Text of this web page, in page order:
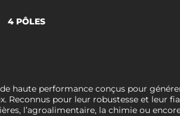
4 PÔLES
haute performance conçus pour
pour leur robustesse et leur
l’agroalimentaire, la chimie ou